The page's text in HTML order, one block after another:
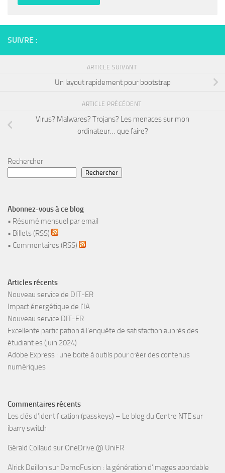
SUIVRE :
ARTICLE SUIVANT
Un layout rapidement pour bootstrap
ARTICLE PRÉCÉDENT
Virus? Malwares? Trojans? Les menaces sur mon
ordinateur… que faire?
Rechercher
Rechercher
Abonnez-vous à ce blog
• Résumé mensuel par email
• Billets (RSS)
• Commentaires (RSS)
Articles récents
Nouveau service de DIT-ER
Impact énergétique de l’IA
Nouveau service DIT-ER
Excellente participation à l’enquête de satisfaction auprès des
étudiant·es (juin 2024)
Adobe Express : une boite à outils pour créer des contenus
numériques
Commentaires récents
Les clés d’identification (passkeys) – Le blog du Centre NTEsur
ibarry switch
Gérald Collaud sur OneDrive @ UniFR
Alrick Deillon sur DemoFusion : la génération d’images abordable